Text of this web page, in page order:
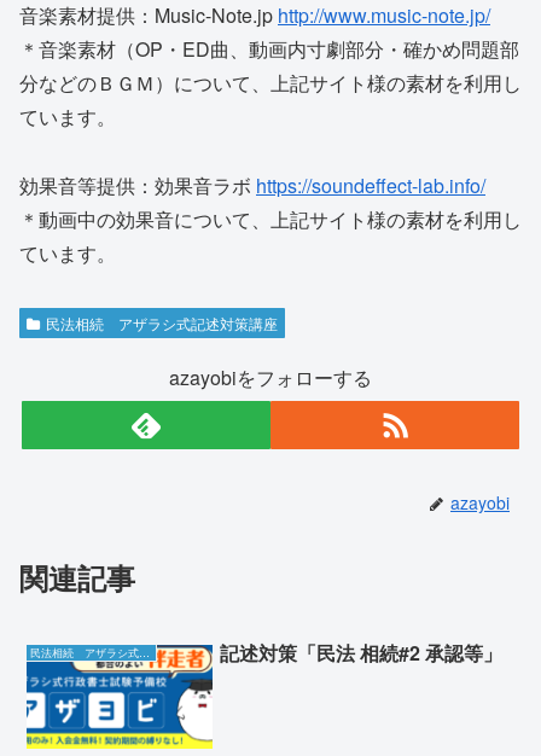
音楽素材提供：Music-Note.jp http://www.music-note.jp/
＊音楽素材（OP・ED曲、動画内寸劇部分・確かめ問題部
分などのＢＧＭ）について、上記サイト様の素材を利用し
ています。
効果音等提供：効果音ラボ https://soundeffect-lab.info/
＊動画中の効果音について、上記サイト様の素材を利用し
ています。
民法相続 アザラシ式記述対策講座
azayobiをフォローする
azayobi
関連記事
民法相続 アザラシ式記述対策講座 記述対策「民法 相続#2 承認等」